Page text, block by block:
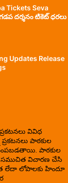
Tickets Seva
దర్శనం టికెట్ ధరలు
Updates Release
వివిధ
పాఠకుల
పాఠకుల
సముచిత విచారణ చేసి
లేదా లోపాలకు హిందూ